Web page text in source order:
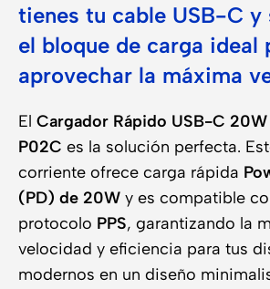
tienes tu cable USB-C y
el bloque de carga ideal
aprovechar la máxima
El Cargador Rápido USB-C
P02C es la solución perfecta.
corriente ofrece carga rápida
(PD) de 20W y es compatible
protocolo PPS, garantizando la
velocidad y eficiencia para tus
modernos en un diseño